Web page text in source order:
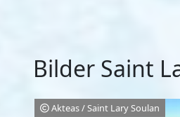
Bilder Saint
Akteas / Saint Lary Soulan